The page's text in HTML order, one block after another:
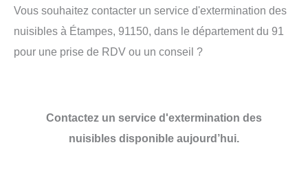
Vous souhaitez contacter un service d'extermination des
nuisibles à Étampes, 91150, dans le département du 91
pour une prise de RDV ou un conseil ?
Contactez un service d'extermination des
nuisibles disponible aujourd’hui.